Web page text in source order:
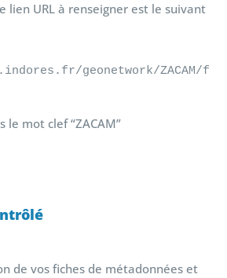
lien URL à renseigner est le suivant
geonetwork/ZACAM/
le mot clef “ZACAM”
de vos fiches de métadonnées et